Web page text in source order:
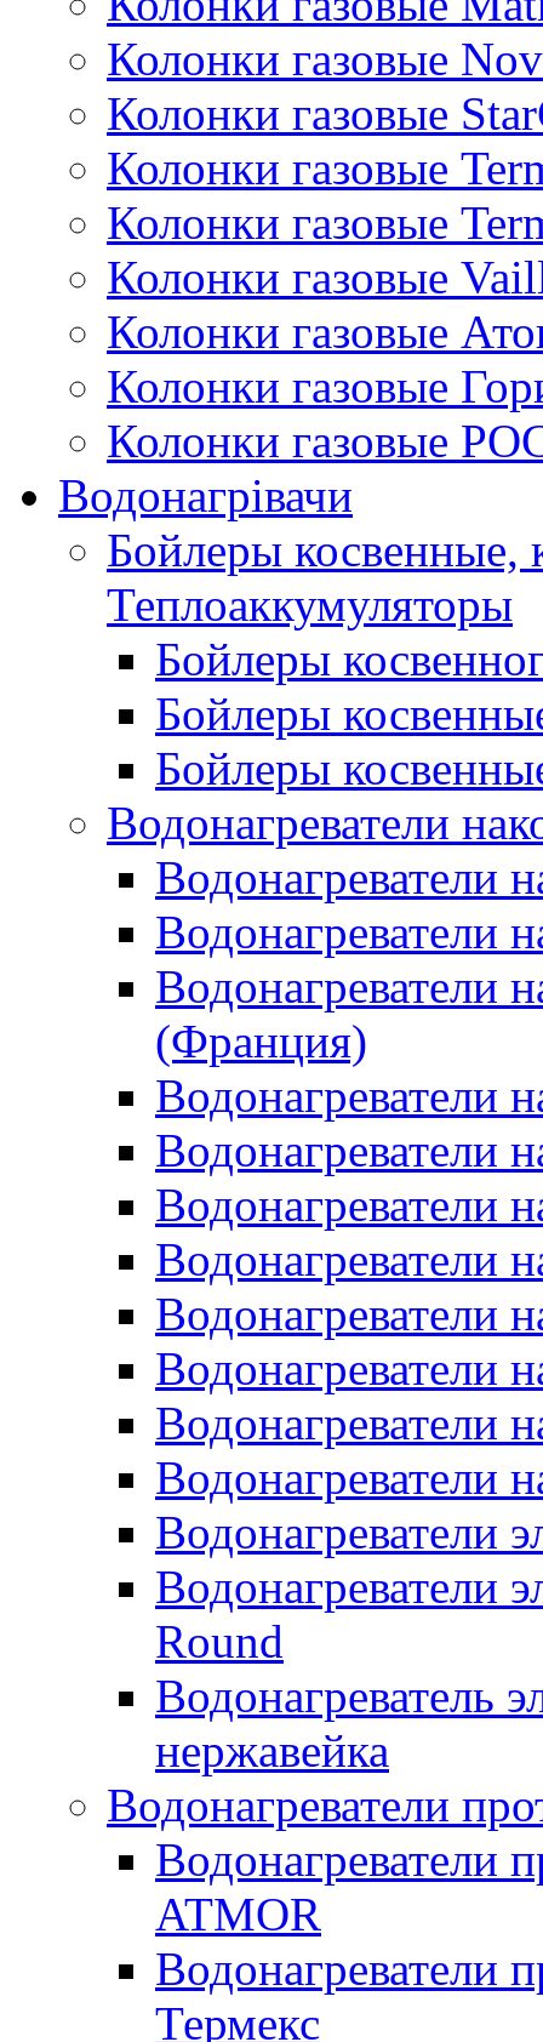
Колонки газовые
Колонки газовые
Колонки газовые
Колонки газовые
Колонки газовые
Колонки газовые
Колонки газовые
Колонки газовые
Водонагрівачи
Бойлеры косвенные,
Теплоаккумуляторы
Бойлеры
Бойлеры
Бойлеры
Водонагреватели
Водонагреватели
Водонагреватели
Водонагреватели
(Франция)
Водонагреватели
Водонагреватели
Водонагреватели
Водонагреватели
Водонагреватели
Водонагреватели
Водонагреватели
Водонагреватели
Водонагреватели
Водонагреватели
Round
Водонагреватель
нержавейка
Водонагреватели
Водонагреватели
ATMOR
Водонагреватели
Термекс